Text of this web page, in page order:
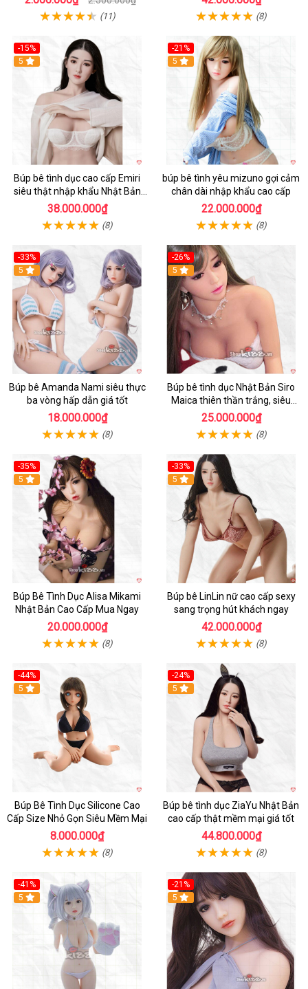
(11) (8)
-15%
5
Búp bê tình dục cao cấp Emiri
siêu thật nhập khẩu Nhật Bản
giá tốt
38.000.000₫
(8)
-21%
5
búp bê tình yêu mizuno gợi cảm
chân dài nhập khẩu cao cấp
22.000.000₫
(8)
-33%
Hot
5
Búp bê Amanda Nami siêu thực
ba vòng hấp dẫn giá tốt
18.000.000₫
(8)
-26%
Hot
5
Búp bê tình dục Nhật Bản Siro
Maica thiên thần trắng, siêu
thực, thoải mái
25.000.000₫
(8)
-35%
Hot
5
Búp Bê Tình Dục Alisa Mikami
Nhật Bản Cao Cấp Mua Ngay
20.000.000₫
(8)
-33%
Hot
5
Búp bê LinLin nữ cao cấp sexy
sang trọng hút khách ngay
42.000.000₫
(8)
-44%
Hot
5
Búp Bê Tình Dục Silicone Cao
Cấp Size Nhỏ Gọn Siêu Mềm Mại
8.000.000₫
(8)
-24%
Hot
5
Búp bê tình dục ZiaYu Nhật Bản
cao cấp thật mềm mại giá tốt
44.800.000₫
(8)
-41%
Hot
5
-21%
Hot
5